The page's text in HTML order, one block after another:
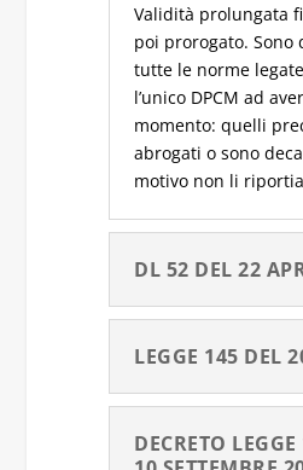
Validità prolungata
poi prorogato.
tutte le norme
l’unico DPCM ad
momento: quelli
abrogati o sono
motivo non li
DL 52 DEL 22
LEGGE 145 DEL
DECRETO